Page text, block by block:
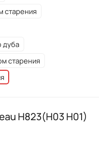
старения
дуба
старения
H823(H03 H01)